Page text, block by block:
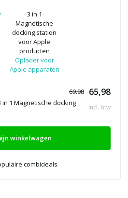
3 in 1
Magnetische
docking station
voor Apple
producten
Oplader voor
Apple apparaten
69.98 65,98
in 1 Magnetische docking
Incl. btw
winkelwagen
combideals